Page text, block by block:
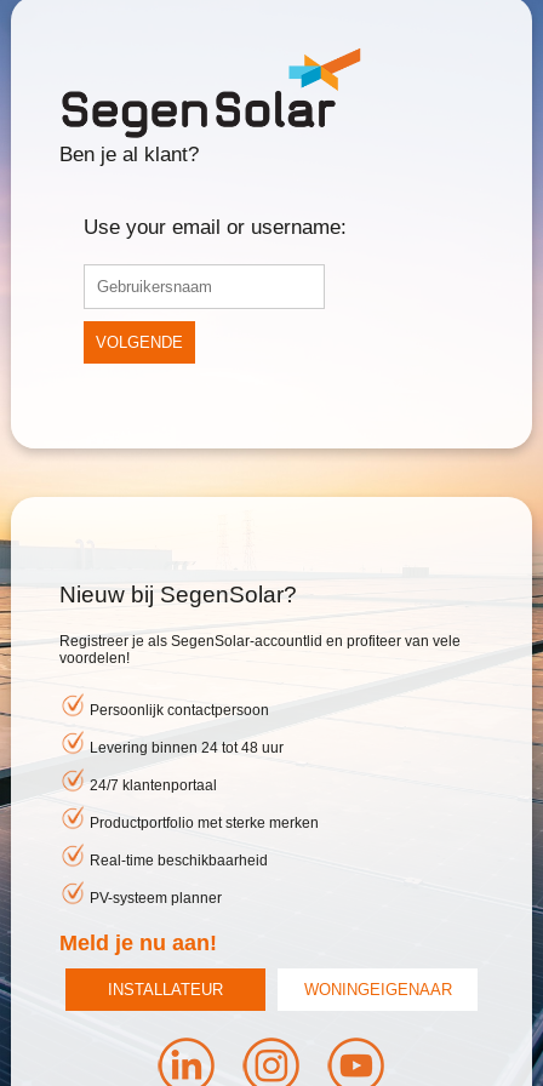
Ben je al klant?
Use your email or username:
VOLGENDE
Nieuw bij SegenSolar?
Registreer je als SegenSolar-accountlid en profiteer van vele
voordelen!
Persoonlijk contactpersoon
Levering binnen 24 tot 48 uur
24/7 klantenportaal
Productportfolio met sterke merken
Real-time beschikbaarheid
PV-systeem planner
Meld je nu aan!
INSTALLATEUR WONINGEIGENAAR